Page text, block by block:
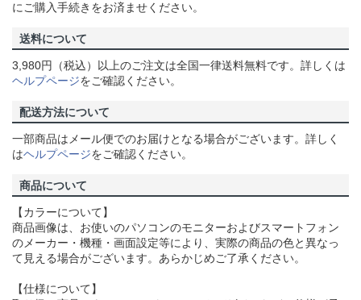
にご購入手続きをお済ませください。
送料について
3,980円（税込）以上のご注文は全国一律送料無料です。詳しくは
ヘルプページをご確認ください。
配送方法について
一部商品はメール便でのお届けとなる場合がございます。詳しく
はヘルプページをご確認ください。
商品について
【カラーについて】
商品画像は、お使いのパソコンのモニターおよびスマートフォン
のメーカー・機種・画面設定等により、実際の商品の色と異なっ
て見える場合がございます。あらかじめご了承ください。
【仕様について】